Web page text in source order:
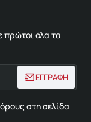
πρώτοι όλα τα
ΕΓΓΡΑΦΗ
στη σελίδα